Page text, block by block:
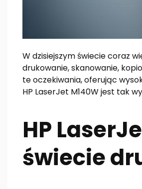
W dzisiejszym świecie coraz
drukowanie, skanowanie,
te oczekiwania, oferując
HP LaserJet M140W jest tak
HP
świecie